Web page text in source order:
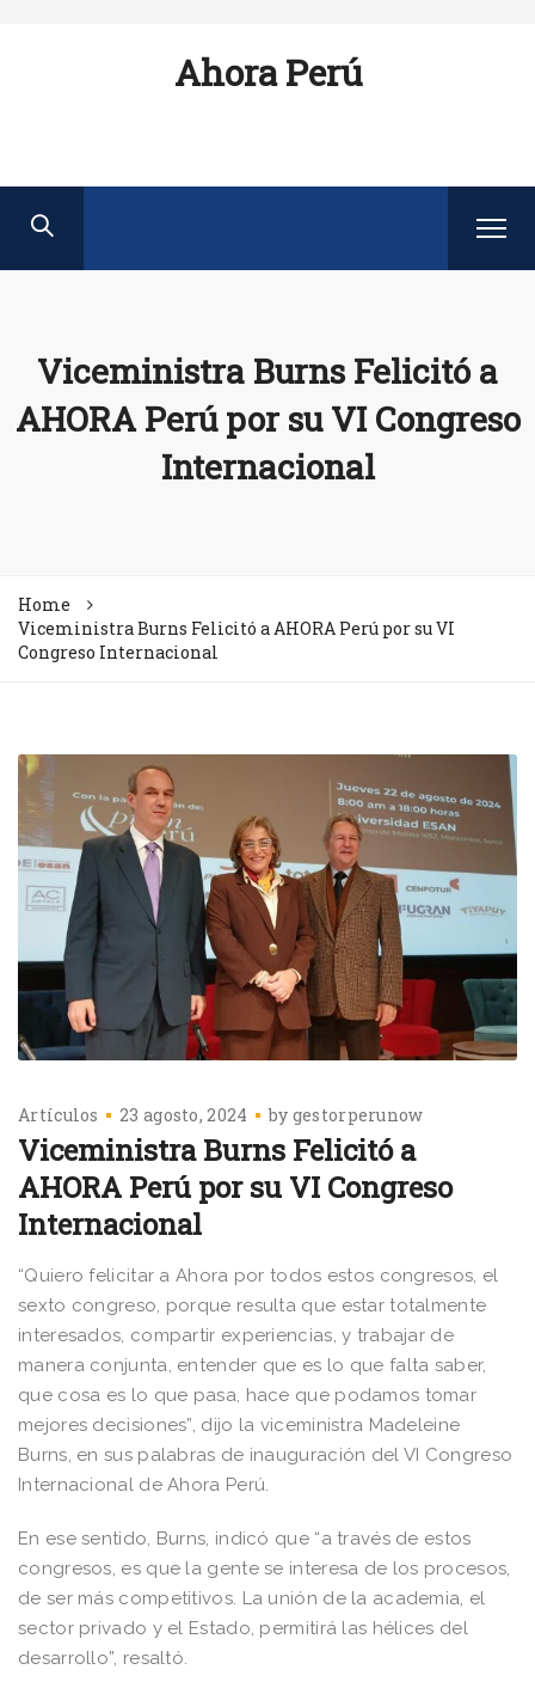
Ahora Perú
Viceministra Burns Felicitó a
AHORA Perú por su VI Congreso
Internacional
Home
Viceministra Burns Felicitó a AHORA Perú por su VI
Congreso Internacional
Artículos 23 agosto, 2024 by gestorperunow
Viceministra Burns Felicitó a
AHORA Perú por su VI Congreso
Internacional
“Quiero felicitar a Ahora por todos estos congresos, el
sexto congreso, porque resulta que estar totalmente
interesados, compartir experiencias, y trabajar de
manera conjunta, entender que es lo que falta saber,
que cosa es lo que pasa, hace que podamos tomar
mejores decisiones”, dijo la viceministra Madeleine
Burns, en sus palabras de inauguración del VI Congreso
Internacional de Ahora Perú.
En ese sentido, Burns, indicó que “a través de estos
congresos, es que la gente se interesa de los procesos,
de ser más competitivos. La unión de la academia, el
sector privado y el Estado, permitirá las hélices del
desarrollo”, resaltó.